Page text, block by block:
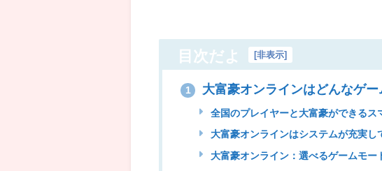
目次だよ [非表示]
1 大富豪オンラインはどんなゲー
全国のプレイヤーと大富豪ができるス
大富豪オンラインはシステムが充実し
大富豪オンライン：選べるゲームモー